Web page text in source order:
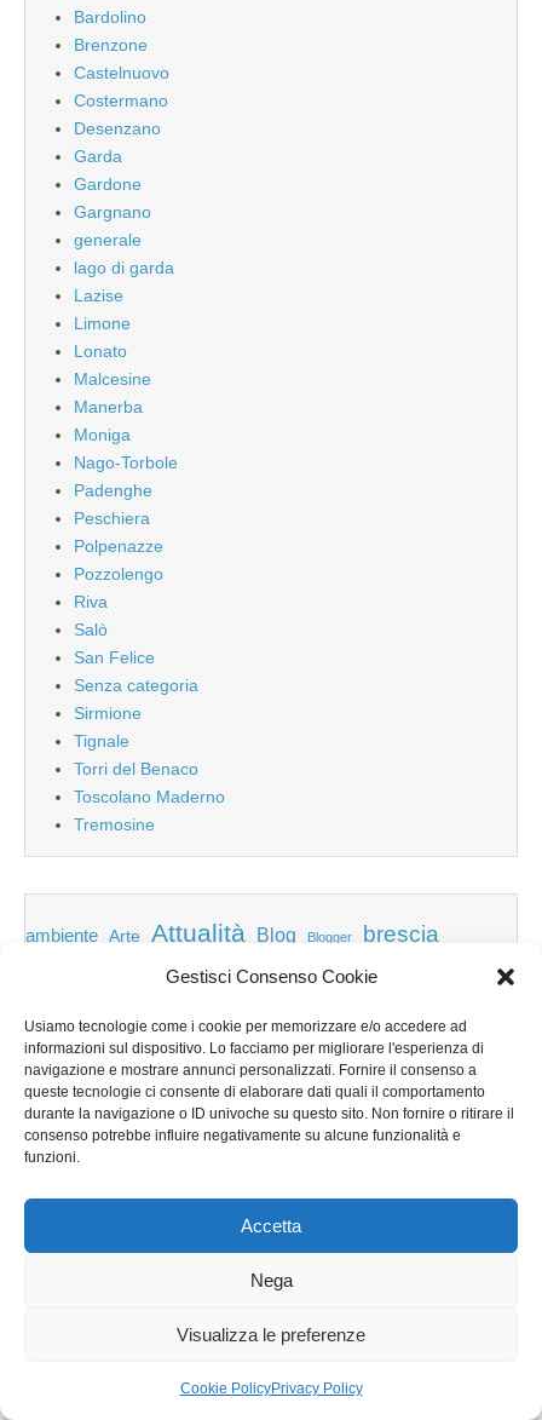
Gestisci Consenso Cookie
Usiamo tecnologie come i cookie per memorizzare e/o accedere ad
informazioni sul dispositivo. Lo facciamo per migliorare l'esperienza di
navigazione e mostrare annunci personalizzati. Fornire il consenso a
queste tecnologie ci consente di elaborare dati quali il comportamento
durante la navigazione o ID univoche su questo sito. Non fornire o ritirare il
consenso potrebbe influire negativamente su alcune funzionalità e
funzioni.
Accetta
Nega
Visualizza le preferenze
Cookie PolicyPrivacy Policy
Bardolino
Brenzone
Castelnuovo
Costermano
Desenzano
Garda
Gardone
Gargnano
generale
lago di garda
Lazise
Limone
Lonato
Malcesine
Manerba
Moniga
Nago-Torbole
Padenghe
Peschiera
Polpenazze
Pozzolengo
Riva
Salò
San Felice
Senza categoria
Sirmione
Tignale
Torri del Benaco
Toscolano Maderno
Tremosine
ambiente Arte Attualità Blog Blogger brescia
Brescia News principali Brevi calcio Carabinieri
Cronaca cultura Desenzano del Garda Economia
emozioni Eventi featured Garda
Garda e Valtenesi Giochi gratis Io
lago di garda
Notizie Lombardia
Notizie per categoria Notizie Provincia di Brescia
Redazionali on top
Regione Lombardia Riva scaricare
Privacy e cookie: questo sito utilizza i cookie. Continuando a utilizzare
Informativa sui cookie